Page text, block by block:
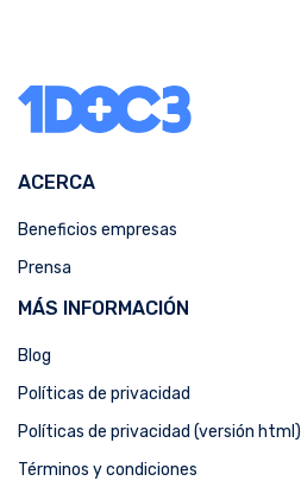
ACERCA
Beneficios empresas
Prensa
MÁS INFORMACIÓN
Blog
Políticas de privacidad
Políticas de privacidad (versión html)
Términos y condiciones